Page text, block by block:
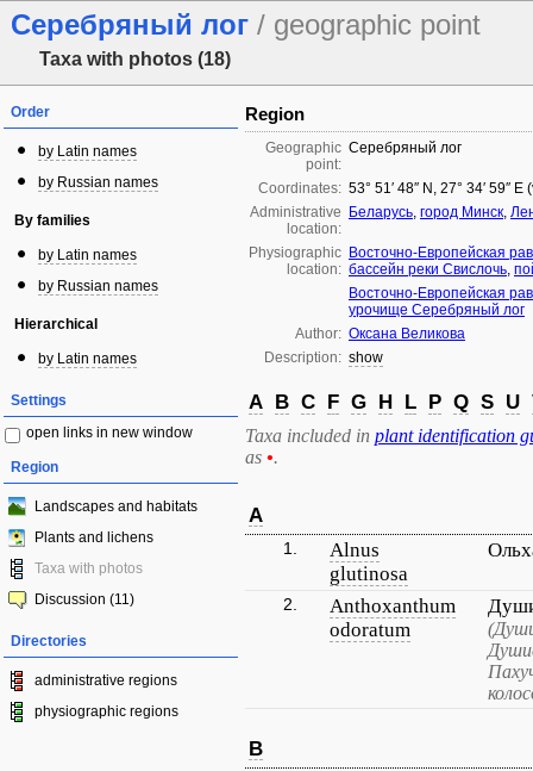
Серебряный лог / geographic point
Taxa with photos (18)
Order
by Latin names
by Russian names
By families
by Latin names
by Russian names
Hierarchical
by Latin names
Settings
open links in new window
Region
Landscapes and habitats
Plants and lichens
Taxa with photos
Discussion (11)
Directories
administrative regions
physiographic regions
Region
Geographic
point:
Серебряный лог
Coordinates: 53° 51′ 48″ N, 27° 34′ 59″
Administrative
location:
Беларусь, город Минск,
Physiographic
location:
Восточно-Европейская
бассейн реки Свислочь,
Восточно-Европейская
урочище Серебряный лог
Author: Оксана Великова
Description: show
A B C F G H L P Q S U
Taxa included in plant identification
as •.
A
1.
Alnus
glutinosa
2.
Anthoxanthum
odoratum
B